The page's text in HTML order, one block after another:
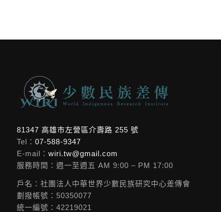
81347 高雄市左營區介壽路 255 號
Tel： 07-588-9347
E-mail： wiri.tw@gmail.com
服務時間：週一至週五 AM 9:00 – PM 17:00
戶名：社團法人中華世界少數民族研究中心差傳會
劃撥帳號：50350077
統一編號：42219021